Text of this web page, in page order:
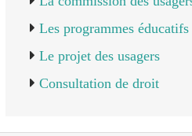
Les programmes éducatifs
Le projet des usagers
Consultation de droit